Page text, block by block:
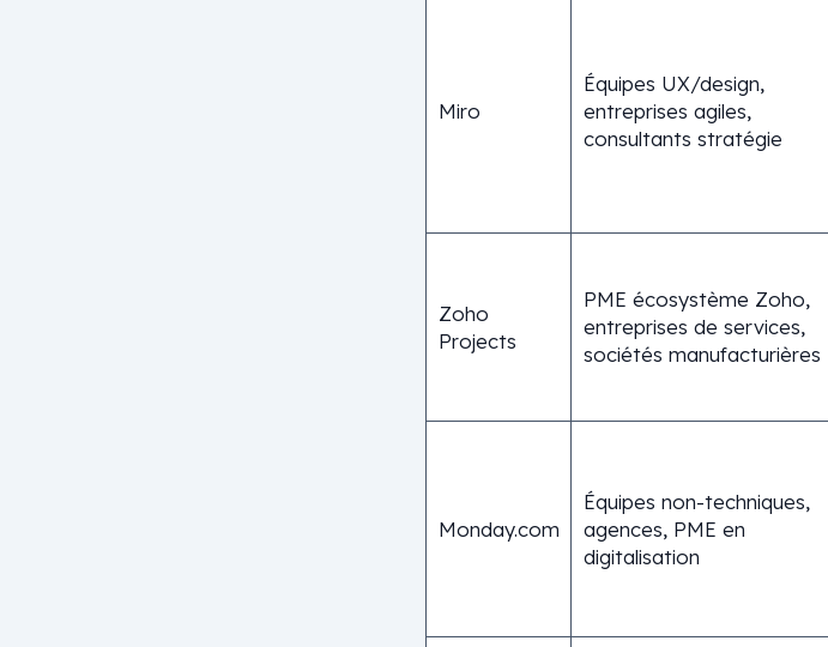
Miro
Équipes UX/design,
entreprises agiles,
consultants stratégie
Zoho
Projects
PME écosystème Zoho,
entreprises de services,
sociétés manufacturières
Monday.com
Équipes non-techniques,
agences, PME en
digitalisation